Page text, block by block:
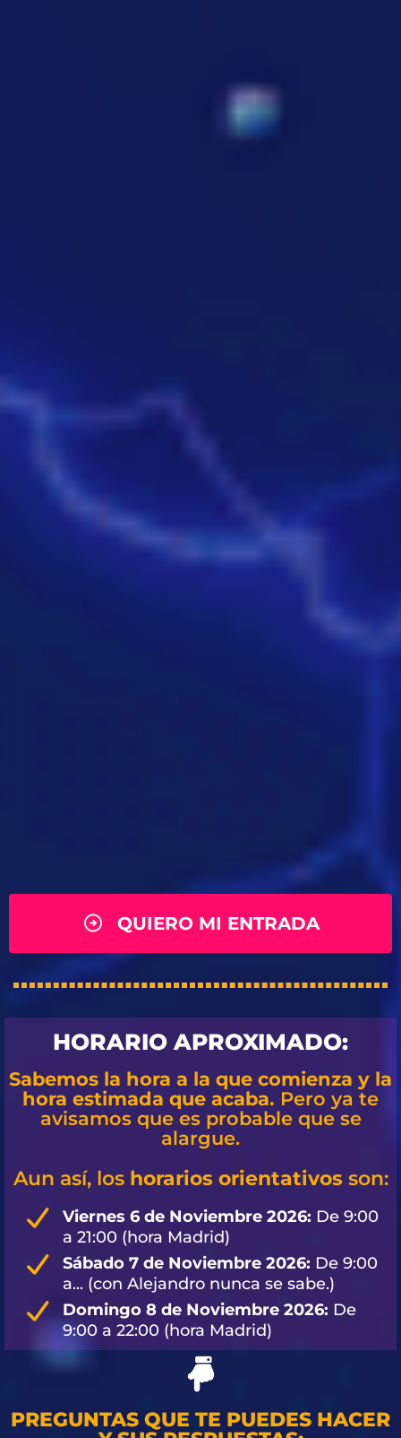
QUIERO MI ENTRADA
HORARIO APROXIMADO:
Sabemos la hora a la que comienza y la
hora estimada que acaba. Pero ya te
avisamos que es probable que se
alargue.
Aun así, los horarios orientativos son:
Viernes 6 de Noviembre 2026: De 9:00
a 21:00 (hora Madrid)
Sábado 7 de Noviembre 2026: De 9:00
a... (con Alejandro nunca se sabe.)
Domingo 8 de Noviembre 2026: De
9:00 a 22:00 (hora Madrid)
PREGUNTAS QUE TE PUEDES HACER